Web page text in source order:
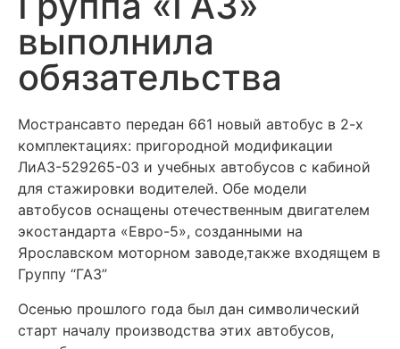
выполнила
обязательства
Мострансавто передан 661 новый автобус в 2-х
комплектациях: пригородной модификации
ЛиАЗ-529265-03 и учебных автобусов с кабиной
для стажировки водителей. Обе модели
автобусов оснащены отечественным двигателем
экостандарта «Евро-5», созданными на
Ярославском моторном заводе,также входящем в
Группу “ГАЗ”
Осенью прошлого года был дан символический
старт началу производства этих автобусов,